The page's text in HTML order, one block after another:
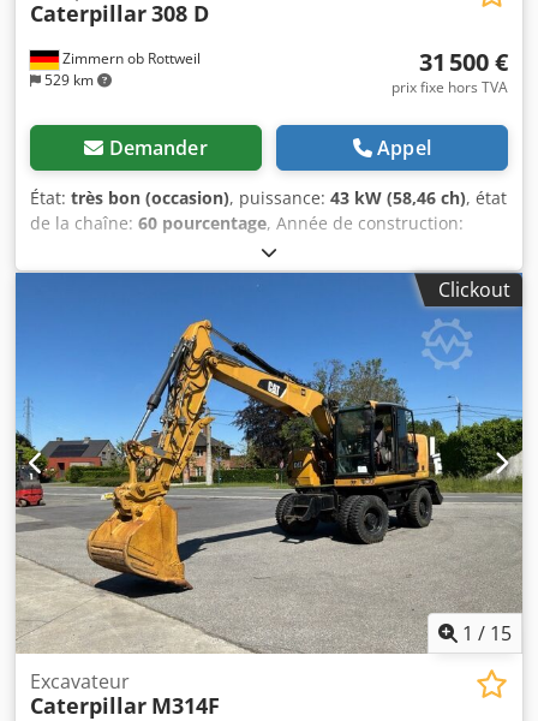
Zimmern ob Rottweil
529 km
Caterpillar308 D
31 500 €
prix fixe hors TVA
Demander Appel
État: très bon (occasion), puissance: 43 kW (58,46 ch), état
de la chaîne: 60 pourcentage, Année de construction:
, heures de fonctionnement:
chenilles en caoutchouc, climatisation, CATERPILLAR 308D
Année de fabrication : 2011 Heures de fonctionnement :
8 204 heures Cabine fermée Climatisation Radio Flèche
monobloc Longueur du bras : 2,20 m Préparation pour
marteau, grappin et ciseaux Système de changement
rapide OQ45 1 godet – largeur 750 mm Dkodpfx Aljzrt Ams
Aer Trains de roulement en bon état (environ 60 %)
Plaques de châssis, largeur 450 mm Support de lame
Moteur Mitsubishi de 43 kW Conformité CE Poids en ordre
de marche : 8,5 tonnes.
Clickout
1 / 15
Excavateur
Caterpillar M314F